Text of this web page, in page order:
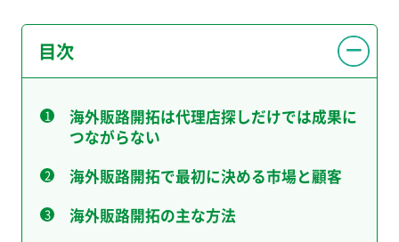
目次
海外販路開拓は代理店探しだけでは成果に
つながらない
海外販路開拓で最初に決める市場と顧客
海外販路開拓の主な方法